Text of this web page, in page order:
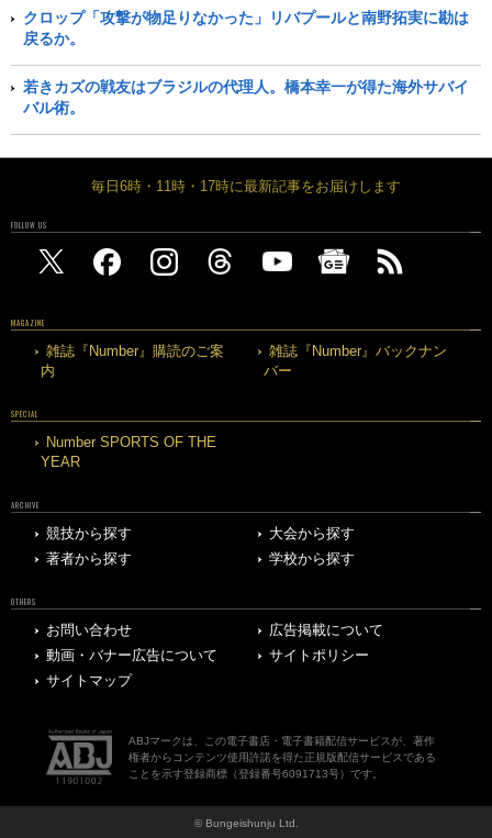
クロップ「攻撃が物足りなかった」リバプールと南野拓実に勘は
戻るか。
若きカズの戦友はブラジルの代理人。橋本幸一が得た海外サバイ
バル術。
毎日6時・11時・17時に最新記事をお届けします
FOLLOW US
MAGAZINE
雑誌『Number』購読のご案
内
雑誌『Number』バックナン
バー
SPECIAL
Number SPORTS OF THE
YEAR
ARCHIVE
競技から探す
大会から探す
著者から探す
学校から探す
OTHERS
お問い合わせ
広告掲載について
動画・バナー広告について
サイトポリシー
サイトマップ
ABJマークは、この電子書店・電子書籍配信サービスが、著作
権者からコンテンツ使用許諾を得た正規版配信サービスである
ことを示す登録商標（登録番号6091713号）です。
© Bungeishunju Ltd.